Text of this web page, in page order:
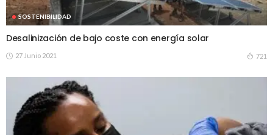
SOSTENIBILIDAD
Desalinización de bajo coste con energía solar
27 Junio 2021 721